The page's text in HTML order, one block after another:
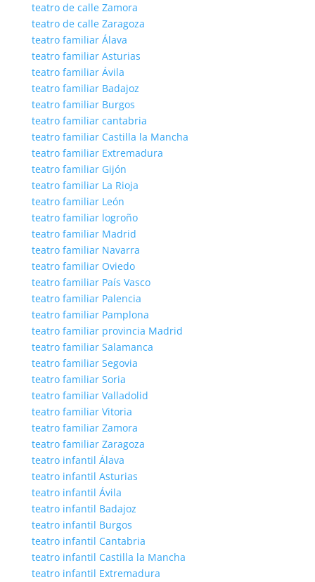
teatro de calle Zamora
teatro de calle Zaragoza
teatro familiar Álava
teatro familiar Asturias
teatro familiar Ávila
teatro familiar Badajoz
teatro familiar Burgos
teatro familiar cantabria
teatro familiar Castilla la Mancha
teatro familiar Extremadura
teatro familiar Gijón
teatro familiar La Rioja
teatro familiar León
teatro familiar logroño
teatro familiar Madrid
teatro familiar Navarra
teatro familiar Oviedo
teatro familiar País Vasco
teatro familiar Palencia
teatro familiar Pamplona
teatro familiar provincia Madrid
teatro familiar Salamanca
teatro familiar Segovia
teatro familiar Soria
teatro familiar Valladolid
teatro familiar Vitoria
teatro familiar Zamora
teatro familiar Zaragoza
teatro infantil Álava
teatro infantil Asturias
teatro infantil Ávila
teatro infantil Badajoz
teatro infantil Burgos
teatro infantil Cantabria
teatro infantil Castilla la Mancha
teatro infantil Extremadura